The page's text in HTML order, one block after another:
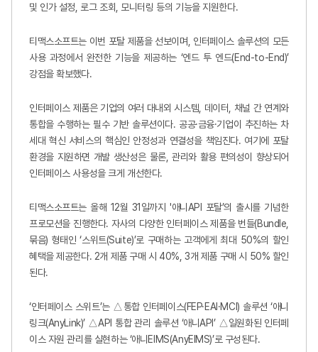
및 인가 설정, 로그 조회, 모니터링 등의 기능을 지원한다.
티맥스소프트는 이번 포탈 제품을 선보이며, 인터페이스 솔루션의 모든
사용 과정에서 완전한 기능을 제공하는 ‘엔드 투 엔드(End-to-End)’
강점을 확보했다.
인터페이스 제품은 기업의 여러 대내외 시스템, 데이터, 채널 간 연계와
통합을 수행하는 필수 기반 솔루션이다. 공공·금융·기업이 추진하는 차
세대 혁신 서비스의 핵심인 안정성과 연결성을 책임진다. 여기에 포탈
환경을 지원하면 개발 생산성은 물론, 관리와 활용 편의성이 향상되어
인터페이스 사용성을 크게 개선한다.
티맥스소프트는 올해 12월 31일까지 '애니API 포탈’의 출시를 기념한
프로모션을 진행한다. 자사의 다양한 인터페이스 제품을 번들(Bundle,
묶음) 형태인 ‘스위트(Suite)’로 구매하는 고객에게 최대 50%의 할인
혜택을 제공한다. 2개 제품 구매 시 40%, 3개 제품 구매 시 50% 할인
된다.
‘인터페이스 스위트’는 △통합 인터페이스(FEP·EAI·MCI) 솔루션 ‘애니
링크(AnyLink)’ △API 통합 관리 솔루션 ‘애니API’ △일원화된 인터페
이스 자원 관리를 실현하는 ‘애니EIMS(AnyEIMS)’로 구성된다.